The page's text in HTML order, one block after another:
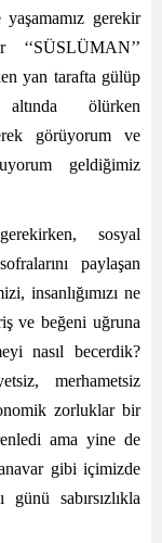
gerekir
yan tarafta gülüp
ölürken
görüyorum ve
geldiğimiz
sosyal
paylaşan
insanlığımızı ne
ve beğeni uğruna
nasıl becerdik?
merhametsiz
zorluklar bir
ama yine de
gibi içimizde
sabırsızlıkla